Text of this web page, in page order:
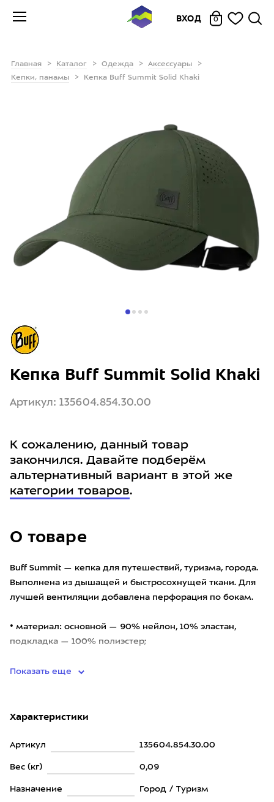
ВХОД 0
Главная Каталог Одежда
Аксессуары
Кепки, панамы
Кепка Buff Summit Solid Khaki
О товаре
Buff Summit — кепка для путешествий, туризма, города.
Выполнена из дышащей и быстросохнущей ткани. Для
лучшей вентиляции добавлена перфорация по бокам.
• материал: основной — 90% нейлон, 10% эластан,
подкладка — 100% полиэстер;
Показать еще
Характеристики
Артикул 135604.854.30.00
Вес (кг) 0,09
Назначение Город / Туризм
Кепка Buff Summit Solid Khaki
Артикул: 135604.854.30.00
К сожалению, данный товар
закончился. Давайте подберём
альтернативный вариант в этой же
категории товаров.